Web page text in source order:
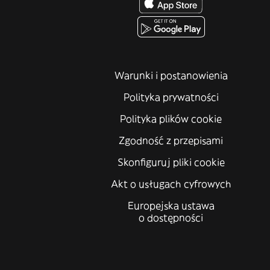
Warunki i postanowienia
Polityka prywatności
Polityka plików cookie
Zgodność z przepisami
Skonfiguruj pliki cookie
Akt o usługach cyfrowych
Europejska ustawa
o dostępności